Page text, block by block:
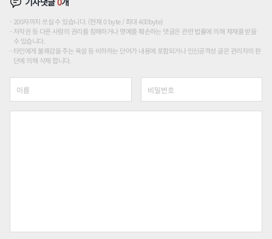
200자까지 쓰실 수 있습니다. (현재 0 byte / 최대 400byte)
저작권 등 다른 사람의 권리를 침해하거나 명예를 훼손하는 댓글은 관련 법률에 의해 제재를 받을
수 있습니다.
타인에게 불쾌감을 주는 욕설 등 비하하는 단어가 내용에 포함되거나 인신공격성 글은 관리자의 판
단에 의해 삭제 합니다.